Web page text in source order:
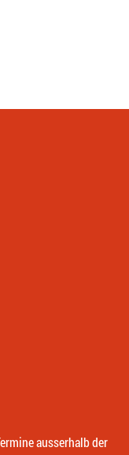
la page
ausserhalb der